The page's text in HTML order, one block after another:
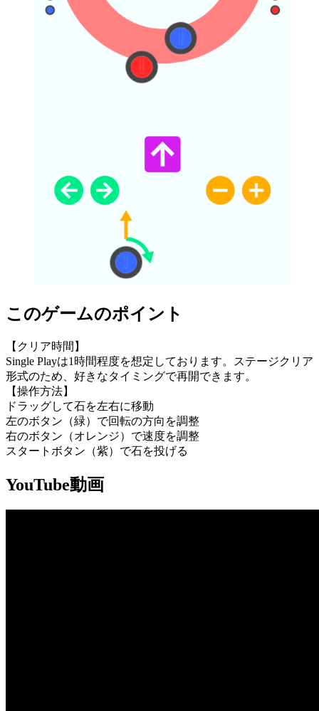
このゲームのポイント
【クリア時間】
Single Playは1時間程度を想定しております。ステージクリア
形式のため、好きなタイミングで再開できます。
【操作方法】
ドラッグして石を左右に移動
左のボタン（緑）で回転の方向を調整
右のボタン（オレンジ）で速度を調整
スタートボタン（紫）で石を投げる
YouTube動画